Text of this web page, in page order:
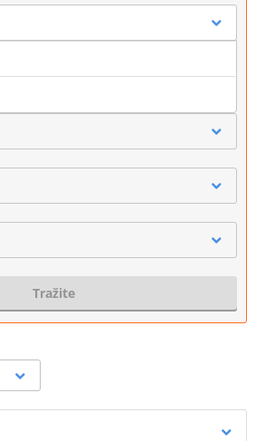
Tražite